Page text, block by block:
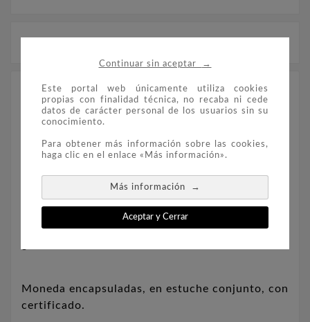
Continuar sin aceptar →
Este portal web únicamente utiliza cookies
propias con finalidad técnica, no recaba ni cede
datos de carácter personal de los usuarios sin su
conocimiento.
Para obtener más información sobre las cookies,
haga clic en el enlace «Más información».
Más información →
Aceptar y Cerrar
Monedas de plata, emitidas en Grecia,
conmemorativas de los Juegos Olímpicos
celebrados en Atenas, en 2004.
Composición: Plata 925 milésimas. Peso: 34
Moneda encapsuladas, en estuche conjunto, con
certificado.